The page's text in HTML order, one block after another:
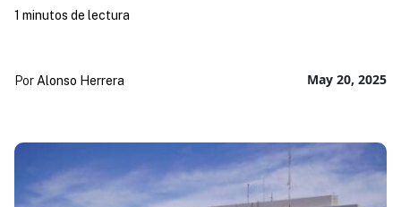
May 20, 2025
Por Alonso Herrera
1 minutos de lectura